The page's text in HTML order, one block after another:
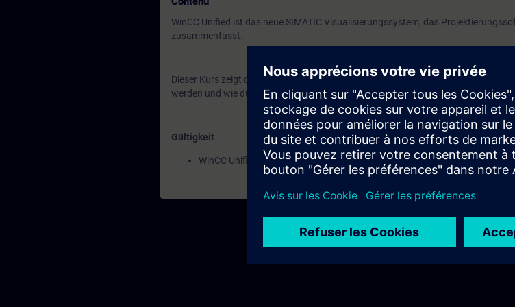
WinCC Unified ist das neue SIMATIC Visualisierungssystem, das
zusammenfasst.
Dieser Kurs zeigt dir die wichtigsten Grundlagen über Image Dateien in WinCC
werden und wie du sie hochrüsten kannst, um deine Projektierung bzw. Panels
Gültigkeit
WinCC Unified V20